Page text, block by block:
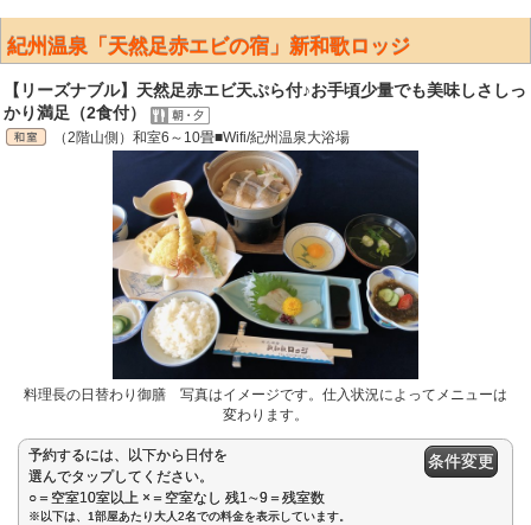
紀州温泉「天然足赤エビの宿」新和歌ロッジ
【リーズナブル】天然足赤エビ天ぷら付♪お手頃少量でも美味しさしっ
かり満足（2食付）
（2階山側）和室6～10畳■Wifi/紀州温泉大浴場
料理長の日替わり御膳 写真はイメージです。仕入状況によってメニューは
変わります。
予約するには、以下から日付を
選んでタップしてください。
○＝空室10室以上 ×＝空室なし 残1∼9＝残室数
条件変更
※以下は、1部屋あたり大人2名での料金を表示しています。